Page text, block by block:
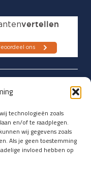
technologieën zoals
en/of te raadplegen.
wij gegevens zoals
Als je geen toestemming
invloed hebben op